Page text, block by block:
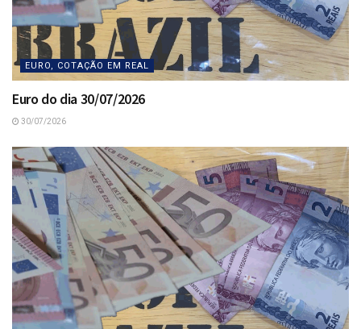
EURO, COTAÇÃO EM REAL
Euro do dia 30/07/2026
30/07/2026